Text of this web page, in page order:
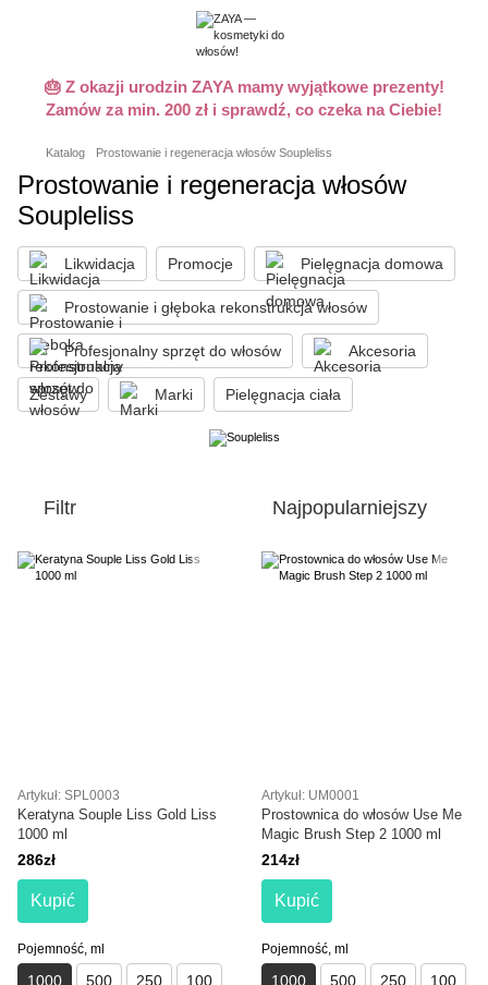
🎂 Z okazji urodzin ZAYA mamy wyjątkowe prezenty!
Zamów za min. 200 zł i sprawdź, co czeka na Ciebie!
Katalog Prostowanie i regeneracja włosów Soupleliss
Prostowanie i regeneracja włosów
Soupleliss
Likwidacja Promocje Pielęgnacja domowa
Prostowanie i głęboka rekonstrukcja włosów
Profesjonalny sprzęt do włosów Akcesoria
Zestawy Marki Pielęgnacja ciała
Filtr Najpopularniejszy
Artykuł: SPL0003
Keratyna Souple Liss Gold Liss
1000 ml
286zł
Kupić
Pojemność, ml
1000 500 250 100
Artykuł: UM0001
Prostownica do włosów Use Me
Magic Brush Step 2 1000 ml
214zł
Kupić
Pojemność, ml
1000 500 250 100